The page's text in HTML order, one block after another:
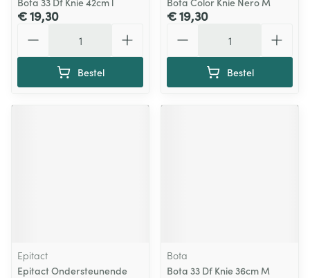
€ 19,30
Bestel
€ 19,30
Bestel
Epitact
Epitact Ondersteunende
Bota
Bota 33 Df Knie 36cm M